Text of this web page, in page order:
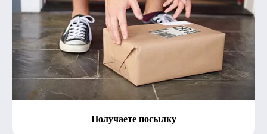
Получаете посылку